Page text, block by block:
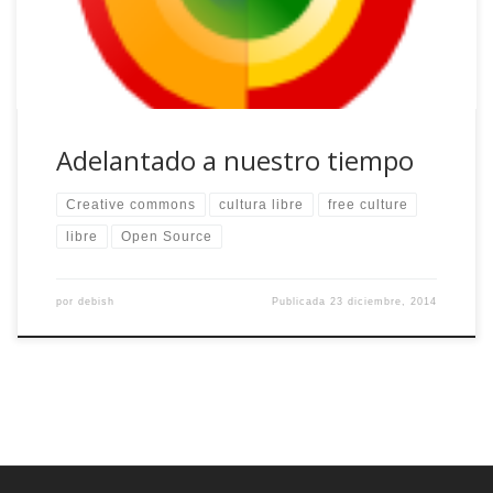
de principios, para que nos entendamos. Va de la […]
Adelantado a nuestro tiempo
Creative commons cultura libre free culture
libre Open Source
por debish Publicada 23 diciembre, 2014